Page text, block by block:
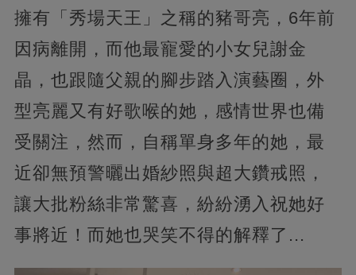
擁有「秀場天王」之稱的豬哥亮，6年前
因病離開，而他最寵愛的小女兒謝金
晶，也跟隨父親的腳步踏入演藝圈，外
型亮麗又有好歌喉的她，感情世界也備
受關注，然而，自稱單身多年的她，最
近卻無預警曬出婚紗照與超大鑽戒照，
讓大批粉絲非常驚喜，紛紛湧入祝她好
事將近！而她也哭笑不得的解釋了...